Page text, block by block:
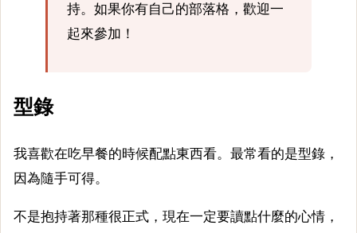
持。如果你有自己的部落格，歡迎一
起來參加！
型錄
我喜歡在吃早餐的時候配點東西看。最常看的是型錄，
因為隨手可得。
不是抱持著那種很正式，現在一定要讀點什麼的心情，